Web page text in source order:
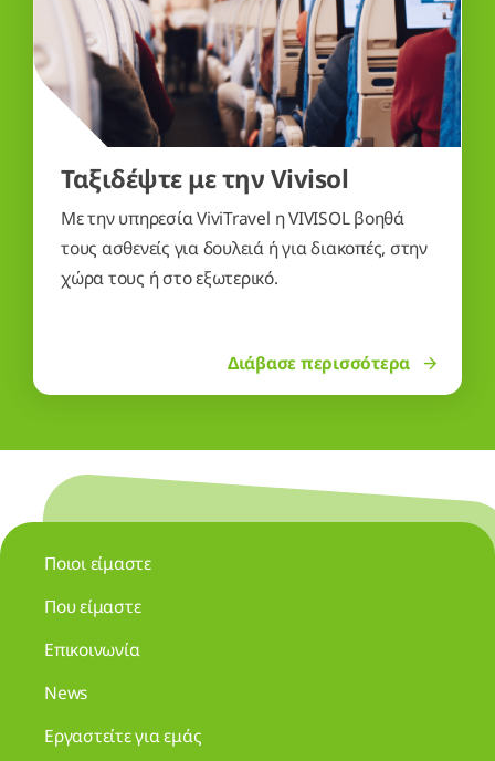
Ταξιδέψτε με την Vivisol
Με την υπηρεσία ViviTravel η VIVISOL βοηθά
τους ασθενείς για δουλειά ή για διακοπές, στην
χώρα τους ή στο εξωτερικό.
Διάβασε περισσότερα
Ποιοι είμαστε
Που είμαστε
Επικοινωνία
Εργαστείτε για εμάς
Οξυγονοθεραπεία
Υπνική Άπνοια
Αναπνευστήρες
Τηλεπαρακολούθηση